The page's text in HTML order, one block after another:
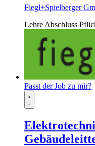
Fiegl+Spielberger
Lehre Abschluss
Passt der Job zu mir?